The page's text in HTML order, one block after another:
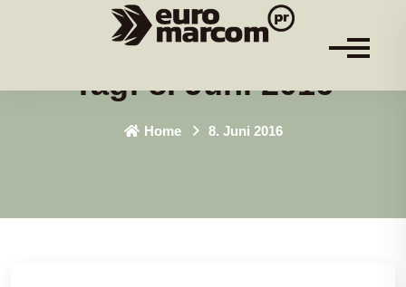
Tag:8. Juni 2016
Home 8. Juni 2016